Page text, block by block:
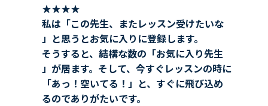
★★★★
私は「この先生、またレッスン受けたいな
」と思うとお気に入りに登録します。
そうすると、結構な数の「お気に入り先生
」が居ます。そして、今すぐレッスンの時に
「あっ！空いてる！」と、すぐに飛び込め
るのでありがたいです。